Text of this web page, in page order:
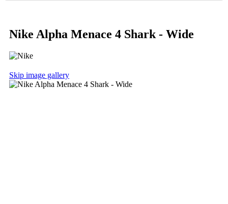
Nike Alpha Menace 4 Shark - Wide
Skip image gallery